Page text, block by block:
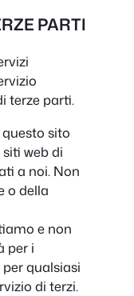
PARTI
terze parti.
sito
web di
a noi. Non
o della
e non
per i
qualsiasi
di terzi.